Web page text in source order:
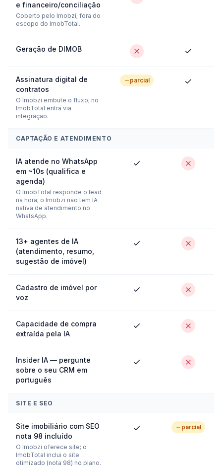
e financeiro/conciliação
Coberto pelo Imobzi; fora do
escopo do ImobTotal.
Geração de DIMOB
Assinatura digital de
contratos
O Imobzi embute o fluxo; no
ImobTotal entra via
integração.
parcial
CAPTAÇÃO E ATENDIMENTO
IA atende no WhatsApp
em ~10s (qualifica e
agenda)
O ImobTotal responde o lead
na hora; o Imobzi não tem IA
nativa de atendimento no
WhatsApp.
13+ agentes de IA
(atendimento, resumo,
sugestão de imóvel)
Cadastro de imóvel por
voz
Capacidade de compra
extraída pela IA
Insider IA — pergunte
sobre o seu CRM em
português
SITE E SEO
Site imobiliário com SEO
nota 98 incluído
O Imobzi oferece site; o
ImobTotal inclui o site
otimizado (nota 98) no plano.
parcial